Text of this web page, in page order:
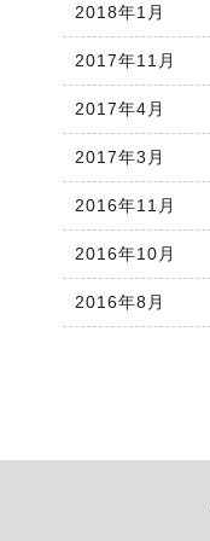
2018年1月
2017年11月
2017年4月
2017年3月
2016年11月
2016年10月
2016年8月